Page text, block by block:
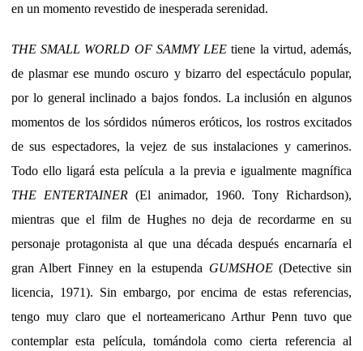
en un momento revestido de inesperada serenidad.
THE SMALL WORLD OF SAMMY LEE tiene la virtud, además,
de plasmar ese mundo oscuro y bizarro del espectáculo popular,
por lo general inclinado a bajos fondos. La inclusión en algunos
momentos de los sórdidos números eróticos, los rostros excitados
de sus espectadores, la vejez de sus instalaciones y camerinos.
Todo ello ligará esta película a la previa e igualmente magnífica
THE ENTERTAINER (El animador, 1960. Tony Richardson),
mientras que el film de Hughes no deja de recordarme en su
personaje protagonista al que una década después encarnaría el
gran Albert Finney en la estupenda GUMSHOE(Detective sin
licencia, 1971). Sin embargo, por encima de estas referencias,
tengo muy claro que el norteamericano Arthur Penn tuvo que
contemplar esta película, tomándola como cierta referencia al